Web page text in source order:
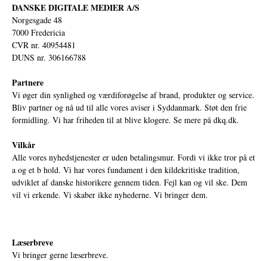
DANSKE DIGITALE MEDIER A/S
Norgesgade 48
7000 Fredericia
CVR nr. 40954481
DUNS nr. 306166788
Partnere
Vi øger din synlighed og værdiforøgelse af brand, produkter og service.
Bliv partner og nå ud til alle vores aviser i Syddanmark. Støt den frie
formidling. Vi har friheden til at blive klogere. Se mere på dkq.dk.
Vilkår
Alle vores nyhedstjenester er uden betalingsmur. Fordi vi ikke tror på et
a og et b hold. Vi har vores fundament i den kildekritiske tradition,
udviklet af danske historikere gennem tiden. Fejl kan og vil ske. Dem
vil vi erkende. Vi skaber ikke nyhederne. Vi bringer dem.
Læserbreve
Vi bringer gerne læserbreve.